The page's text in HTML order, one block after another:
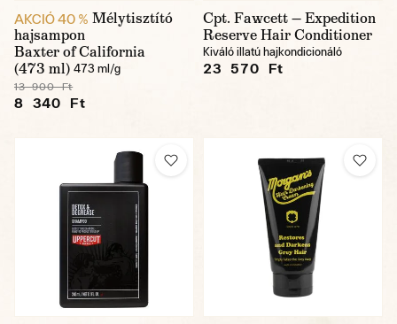
AKCIÓ 40 % Mélytisztító
hajsampon
Baxter of California
(473 ml) 473 ml/g
13 900 Ft
8 340 Ft
Cpt. Fawcett — Expedition
Reserve Hair Conditioner
Kiváló illatú hajkondicionáló
23 570 Ft